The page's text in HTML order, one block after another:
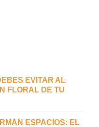
EVITAR AL
FLORAL DE TU
ESPACIOS: EL